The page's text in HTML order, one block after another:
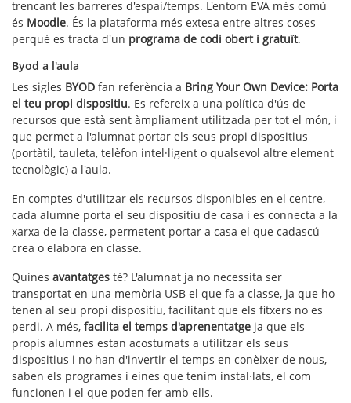
trencant les barreres d'espai/temps. L'entorn EVA més comú
és Moodle. És la plataforma més extesa entre altres coses
perquè es tracta d'un programa de codi obert i gratuït.
Byod a l'aula
Les sigles BYOD fan referència a Bring Your Own Device: Porta
el teu propi dispositiu. Es refereix a una política d'ús de
recursos que està sent àmpliament utilitzada per tot el món, i
que permet a l'alumnat portar els seus propi dispositius
(portàtil, tauleta, telèfon intel·ligent o qualsevol altre element
tecnològic) a l'aula.
En comptes d'utilitzar els recursos disponibles en el centre,
cada alumne porta el seu dispositiu de casa i es connecta a la
xarxa de la classe, permetent portar a casa el que cadascú
crea o elabora en classe.
Quines avantatges té? L'alumnat ja no necessita ser
transportat en una memòria USB el que fa a classe, ja que ho
tenen al seu propi dispositiu, facilitant que els fitxers no es
perdi. A més, facilita el temps d'aprenentatge ja que els
propis alumnes estan acostumats a utilitzar els seus
dispositius i no han d'invertir el temps en conèixer de nous,
saben els programes i eines que tenim instal·lats, el com
funcionen i el que poden fer amb ells.